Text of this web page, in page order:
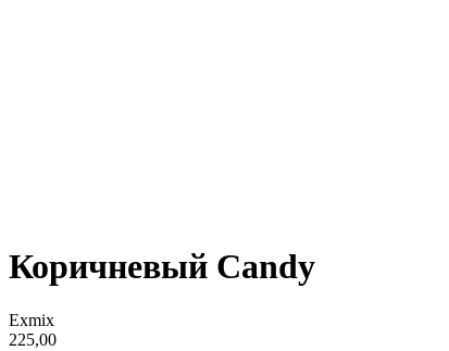
Коричневый Candy
Exmix
225,00